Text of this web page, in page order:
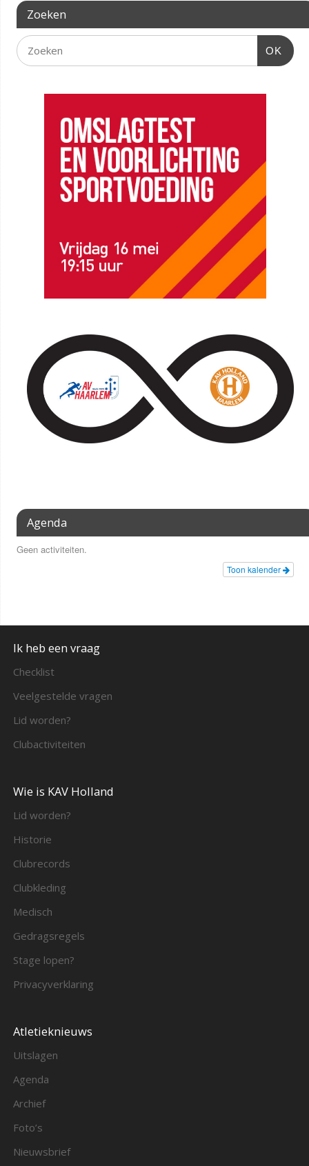
Zoeken
OK
Agenda
Geen activiteiten.
Toon kalender
Ik heb een vraag
Checklist
Veelgestelde vragen
Lid worden?
Clubactiviteiten
Wie is KAV Holland
Lid worden?
Historie
Clubrecords
Clubkleding
Medisch
Gedragsregels
Stage lopen?
Privacyverklaring
Atletieknieuws
Uitslagen
Agenda
Archief
Foto’s
Nieuwsbrief